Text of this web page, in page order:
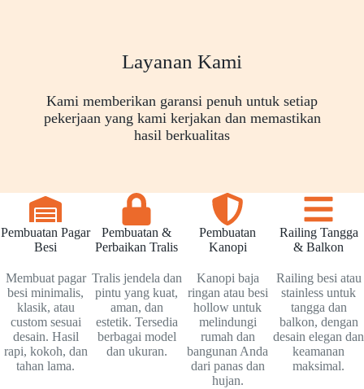
Layanan Kami
Kami memberikan garansi penuh untuk setiap
pekerjaan yang kami kerjakan dan memastikan
hasil berkualitas
Pembuatan Pagar
Besi
Membuat pagar
besi minimalis,
klasik, atau
custom sesuai
desain. Hasil
rapi, kokoh, dan
tahan lama.
Pembuatan &
Perbaikan Tralis
Tralis jendela dan
pintu yang kuat,
aman, dan
estetik. Tersedia
berbagai model
dan ukuran.
Pembuatan
Kanopi
Kanopi baja
ringan atau besi
hollow untuk
melindungi
rumah dan
bangunan Anda
dari panas dan
hujan.
Railing Tangga
& Balkon
Railing besi atau
stainless untuk
tangga dan
balkon, dengan
desain elegan dan
keamanan
maksimal.